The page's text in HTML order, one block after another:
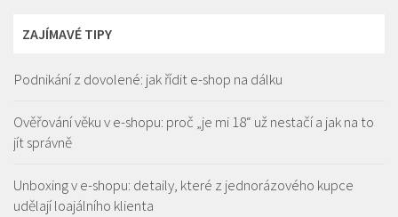
ZAJÍMAVÉ TIPY
Podnikání z dovolené: jak řídit e-shop na dálku
Ověřování věku v e-shopu: proč „je mi 18“ už nestačí a jak na to
jít správně
Unboxing v e-shopu: detaily, které z jednorázového kupce
udělají loajálního klienta